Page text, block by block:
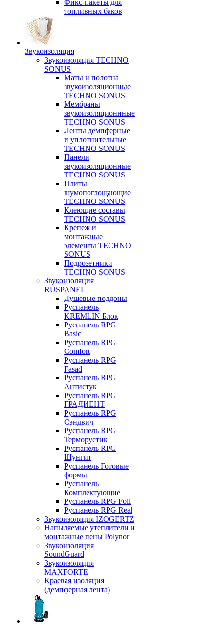
Фикс-пакеты для
топливных баков
Звукоизоляция
Звукоизоляция TECHNO
SONUS
Маты и полотна
звукоизоляционные
TECHNO SONUS
Мембраны
звукоизоляционнные
TECHNO SONUS
Ленты демпферные
и уплотнительные
TECHNO SONUS
Панели
звукоизоляционные
TECHNO SONUS
Плиты
шумопоглощающие
TECHNO SONUS
Клеющие составы
TECHNO SONUS
Крепеж и
монтажные
элементы TECHNO
SONUS
Подрозетники
TECHNO SONUS
Звукоизоляция
RUSPANEL
Душевые поддоны
Руспанель
KREMLIN Блок
Руспанель RPG
Basic
Руспанель RPG
Comfort
Руспанель RPG
Fasad
Руспанель RPG
Антистук
Руспанель RPG
ГРАДИЕНТ
Руспанель RPG
Сэндвич
Руспанель RPG
Терморустик
Руспанель RPG
Шунгит
Руспанель Готовые
формы
Руспанель
Комплектующие
Руспанель RPG Foil
Руспанель RPG Real
Звукоизоляция IZOGERTZ
Напыляемые утеплители и
монтажные пены Polynor
Звукоизоляция
SoundGuard
Звукоизоляция
MAXFORTE
Краевая изоляция
(демпферная лента)